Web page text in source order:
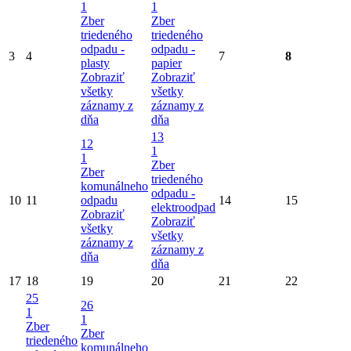
3 4
1
Zber
triedeného
odpadu -
plasty
Zobraziť
všetky
záznamy z
dňa
1
Zber
triedeného
odpadu -
papier
Zobraziť
všetky
záznamy z
dňa
7 8
10 11
12
1
Zber
komunálneho
odpadu
Zobraziť
všetky
záznamy z
dňa
13
1
Zber
triedeného
odpadu -
elektroodpad
Zobraziť
všetky
záznamy z
dňa
14 15
17 18 19 20 21 22
25
1
Zber
triedeného
26
1
Zber
komunálneho